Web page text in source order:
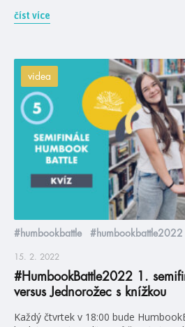
číst více
videa
#humbookbattle #humbookbattle2022
15. 2. 2022
#HumbookBattle2022 1.
versus Jednorožec s knížkou
Každý čtvrtek v 18:00 bude